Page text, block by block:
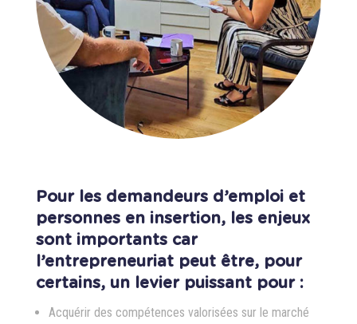
Pour les demandeurs d’emploi et
personnes en insertion, les enjeux
sont importants car
l’entrepreneuriat peut être, pour
certains, un levier puissant pour :
Acquérir des compétences valorisées sur le marché